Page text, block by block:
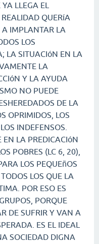
LLEGA EL
QUERíA
A IMPLANTAR LA
LOS
LA SITUACIóN EN LA
LA
Y LA AYUDA
NO PUEDE
DE LA
OPRIMIDOS, LOS
INDEFENSOS.
EN LA PREDICACIóN
POBRES (LC 6, 20),
LOS PEQUEñOS
LOS QUE LA
POR ESO ES
PORQUE
DE SUFRIR Y VAN A
ES EL IDEAL
SOCIEDAD DIGNA